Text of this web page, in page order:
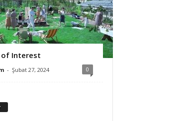
of Interest
- Şubat 27, 2024 0